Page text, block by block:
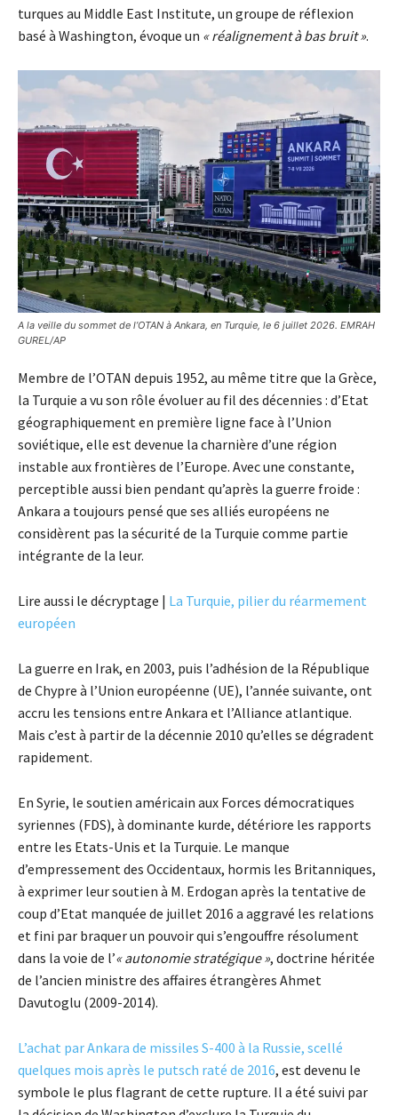
turques au Middle East Institute, un groupe de réflexion
basé à Washington, évoque un « réalignement à bas bruit ».
A la veille du sommet de l’OTAN à Ankara, en Turquie, le 6 juillet 2026. EMRAH
GUREL/AP
Membre de l’OTAN depuis 1952, au même titre que la Grèce,
la Turquie a vu son rôle évoluer au fil des décennies : d’Etat
géographiquement en première ligne face à l’Union
soviétique, elle est devenue la charnière d’une région
instable aux frontières de l’Europe. Avec une constante,
perceptible aussi bien pendant qu’après la guerre froide :
Ankara a toujours pensé que ses alliés européens ne
considèrent pas la sécurité de la Turquie comme partie
intégrante de la leur.
Lire aussi le décryptage | La Turquie, pilier du réarmement
européen
La guerre en Irak, en 2003, puis l’adhésion de la République
de Chypre à l’Union européenne (UE), l’année suivante, ont
accru les tensions entre Ankara et l’Alliance atlantique.
Mais c’est à partir de la décennie 2010 qu’elles se dégradent
rapidement.
En Syrie, le soutien américain aux Forces démocratiques
syriennes (FDS), à dominante kurde, détériore les rapports
entre les Etats-Unis et la Turquie. Le manque
d’empressement des Occidentaux, hormis les Britanniques,
à exprimer leur soutien à M. Erdogan après la tentative de
coup d’Etat manquée de juillet 2016 a aggravé les relations
et fini par braquer un pouvoir qui s’engouffre résolument
dans la voie de l’« autonomie stratégique », doctrine héritée
de l’ancien ministre des affaires étrangères Ahmet
Davutoglu (2009-2014).
L’achat par Ankara de missiles S-400 à la Russie, scellé
quelques mois après le putsch raté de 2016, est devenu le
symbole le plus flagrant de cette rupture. Il a été suivi par